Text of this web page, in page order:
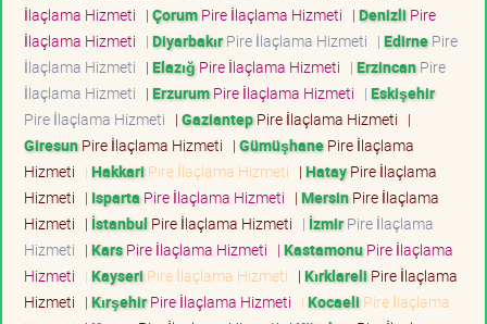
İlaçlama Hizmeti | ÇorumPire İlaçlama Hizmeti | Denizli Pire
İlaçlama Hizmeti | DiyarbakırPire İlaçlama Hizmeti | EdirnePire
İlaçlama Hizmeti | Elazığ Pire İlaçlama Hizmeti | ErzincanPire
İlaçlama Hizmeti | ErzurumPire İlaçlama Hizmeti | Eskişehir
Pire İlaçlama Hizmeti | GaziantepPire İlaçlama Hizmeti |
GiresunPire İlaçlama Hizmeti | GümüşhanePire İlaçlama
Hizmeti | Hakkari Pire İlaçlama Hizmeti | HatayPire İlaçlama
Hizmeti | Isparta Pire İlaçlama Hizmeti | MersinPire İlaçlama
Hizmeti | İstanbul Pire İlaçlama Hizmeti | İzmirPire İlaçlama
Hizmeti | KarsPire İlaçlama Hizmeti | KastamonuPire İlaçlama
Hizmeti | Kayseri Pire İlaçlama Hizmeti | Kırklareli Pire İlaçlama
Hizmeti | KırşehirPire İlaçlama Hizmeti | Kocaeli Pire İlaçlama